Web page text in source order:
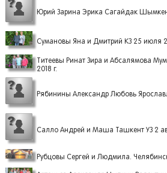
Юрий Зарина Эрика Сагайдак
Сумановы Яна и Дмитрий КЗ 25 июля
Титеевы Ринат Зира и Абсалямова
2018 г.
Рябинины Александр Любовь
Салло Андрей и Маша Ташкент УЗ 2
Рубцовы Сергей и Людмила. Челябинск